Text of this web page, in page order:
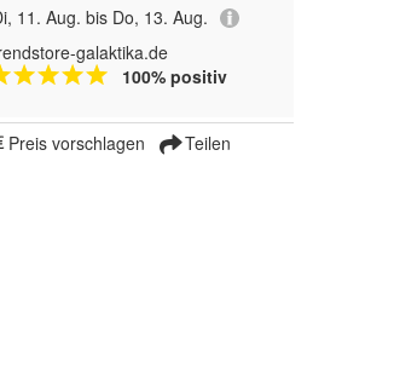
11. Aug. bis Do, 13. Aug.
galaktika.de
100% positiv
Preis vorschlagen Teilen